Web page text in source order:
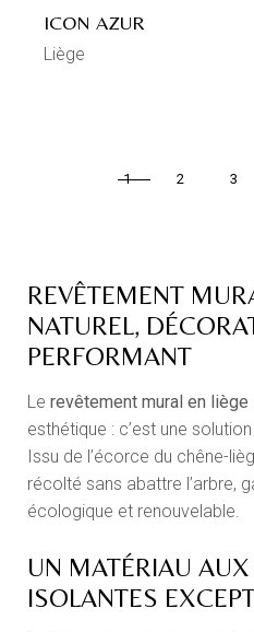
ICON AZUR
Liège
1 2 3
REVÊTEMENT
NATUREL,
PERFORMANT
Lerevêtement mural en liège
esthétique : c’est une
Issu de l’écorce du chêne-
récolté sans abattre l’arbre,
écologique et renouvelable.
UN MATÉRIAU AUX
ISOLANTES